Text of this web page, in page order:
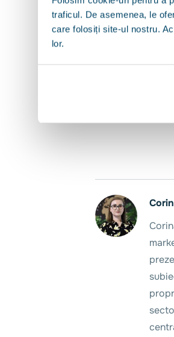
traficul. De asemenea, le
care folosiți site-ul nostru.
lor.
educația este un
Wallberg, Media